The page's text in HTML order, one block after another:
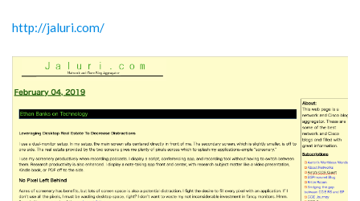
http://jaluri.com/